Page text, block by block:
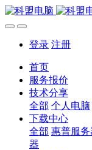
登录 注册
首页
服务报价
技术分享
全部 个人电脑
下载中心
全部 惠普服务
器